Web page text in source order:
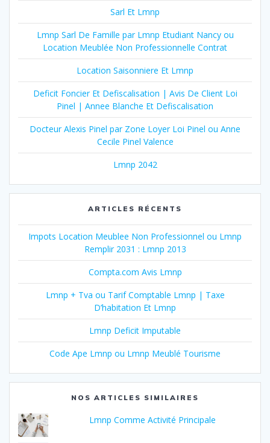
Sarl Et Lmnp
Lmnp Sarl De Famille par Lmnp Etudiant Nancy ou
Location Meublée Non Professionnelle Contrat
Location Saisonniere Et Lmnp
Deficit Foncier Et Defiscalisation | Avis De Client Loi
Pinel | Annee Blanche Et Defiscalisation
Docteur Alexis Pinel par Zone Loyer Loi Pinel ou Anne
Cecile Pinel Valence
Lmnp 2042
ARTICLES RÉCENTS
Impots Location Meublee Non Professionnel ou Lmnp
Remplir 2031 : Lmnp 2013
Compta.com Avis Lmnp
Lmnp + Tva ou Tarif Comptable Lmnp | Taxe
D’habitation Et Lmnp
Lmnp Deficit Imputable
Code Ape Lmnp ou Lmnp Meublé Tourisme
NOS ARTICLES SIMILAIRES
Lmnp Comme Activité Principale